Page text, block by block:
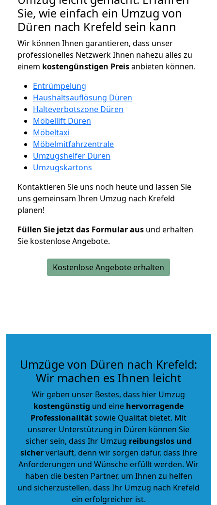
Sie, wie einfach ein Umzug von
Düren nach Krefeld sein kann
Wir können Ihnen garantieren, dass unser
professionelles Netzwerk Ihnen nahezu alles zu
einem kostengünstigen Preisanbieten können.
Entrümpelung
Haushaltsauflösung Düren
Halteverbotszone Düren
Möbellift Düren
Möbeltaxi
Möbelmitfahrzentrale
Umzugshelfer Düren
Umzugskartons
Kontaktieren Sie uns noch heute und lassen Sie
uns gemeinsam Ihren Umzug nach Krefeld
planen!
Füllen Sie jetzt das Formular aus und erhalten
Sie kostenlose Angebote.
Kostenlose Angebote erhalten
Umzüge von Düren nach Krefeld:
Wir machen es Ihnen leicht
Wir geben unser Bestes, dass hier Umzug
kostengünstig und eine hervorragende
Professionalitätsowie Qualität bietet. Mit
unserer Unterstützung in Düren können Sie
sicher sein, dass Ihr Umzug reibungslos und
sicherverläuft, denn wir sorgen dafür, dass Ihre
Anforderungen und Wünsche erfüllt werden. Wir
haben die besten Partner, um Ihnen zu helfen
und sicherzustellen, dass Ihr Umzug nach Krefeld
ein erfolgreicher ist.